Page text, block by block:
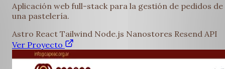
Aplicación web full-stack para la gestión de pedidos de
una pastelería.
Astro React Tailwind Node.js Nanostores Resend API
Ver Proyecto